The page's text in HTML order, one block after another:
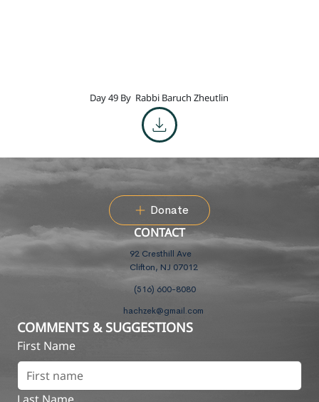
Day 49 By Rabbi Baruch Zheutlin
Donate
CONTACT
92 Cresthill Ave
Clifton, NJ 07012
(516) 600-8080
hachzek@gmail.com
COMMENTS & SUGGESTIONS
First Name